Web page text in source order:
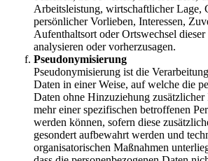
Arbeitsleistung, wirtschaftlicher Lage,
persönlicher Vorlieben, Interessen,
Aufenthaltsort oder Ortswechsel
analysieren oder vorherzusagen.
Pseudonymisierung
Pseudonymisierung ist die
Daten in einer Weise, auf welche die
Daten ohne Hinzuziehung
mehr einer spezifischen betroffenen
werden können, sofern diese
gesondert aufbewahrt werden und
organisatorischen Maßnahmen